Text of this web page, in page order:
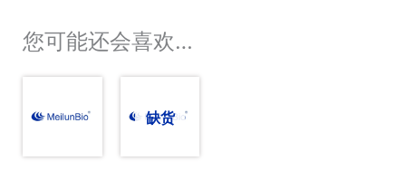
您可能还会喜欢…
缺货